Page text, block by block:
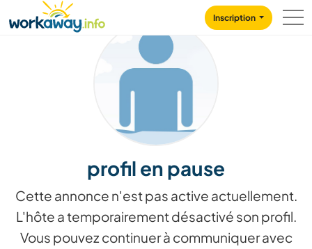
CONTENT
MAIN NAVIGATION
Inscription
profil en pause
Cette annonce n'est pas active actuellement.
L'hôte a temporairement désactivé son profil.
Vous pouvez continuer à communiquer avec